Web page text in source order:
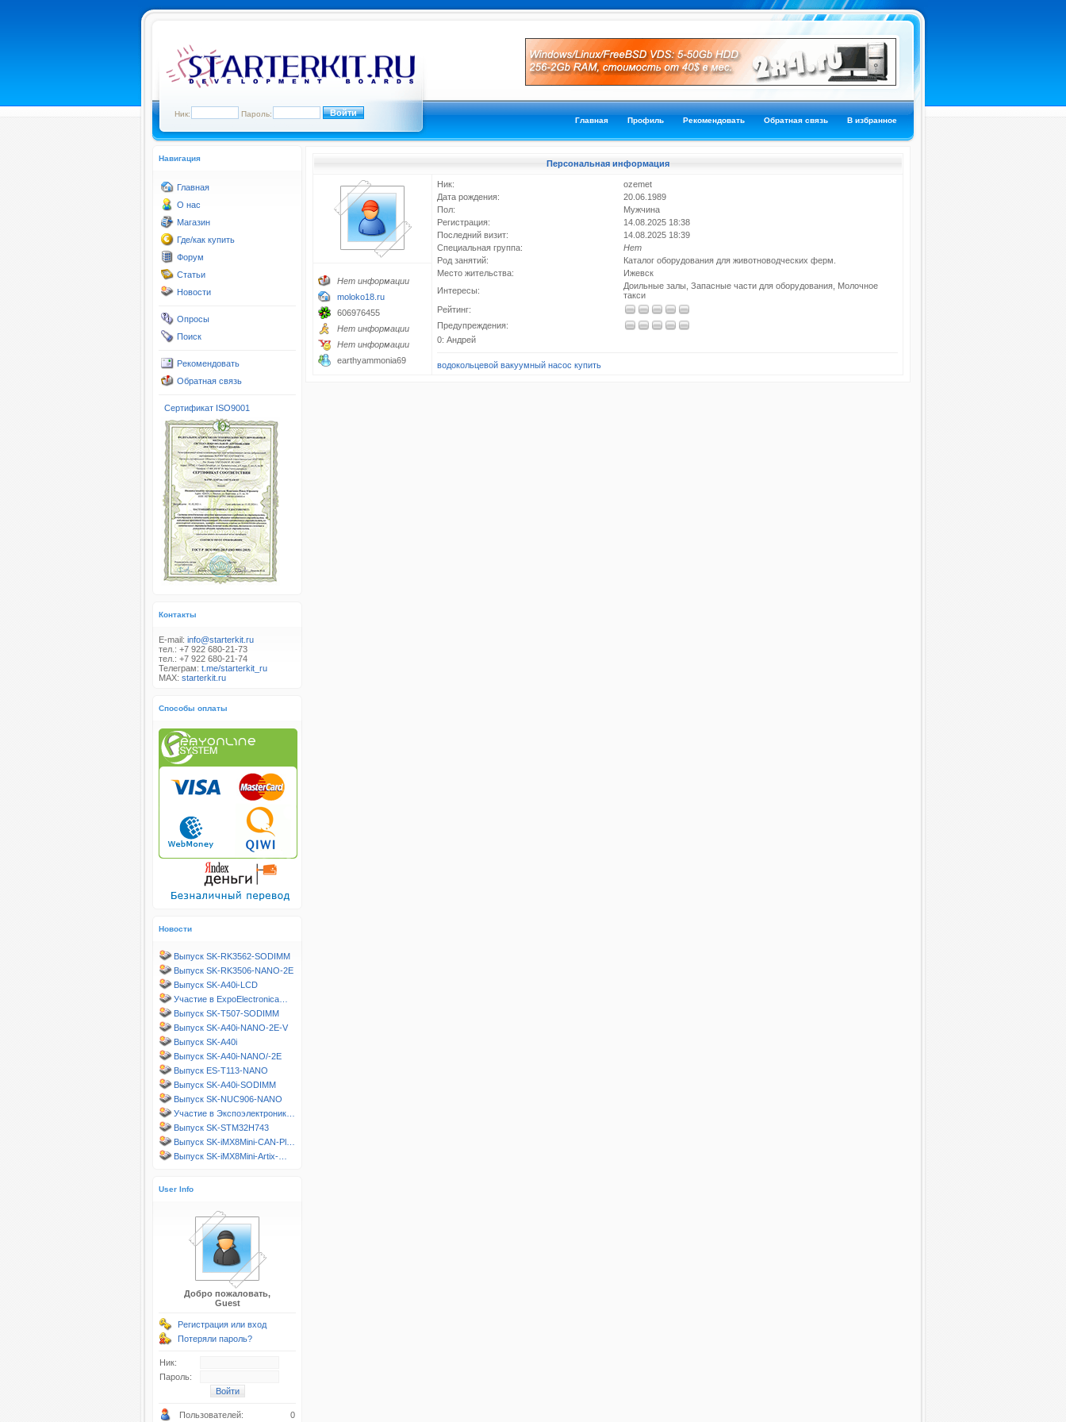
Ник: Пароль:
Главная Профиль Рекомендовать Обратная связь В избранное
Навигация
Главная
О нас
Магазин
Где/как купить
Форум
Статьи
Новости
Опросы
Поиск
Рекомендовать
Обратная связь
Сертификат ISO9001
Контакты
E-mail: info@starterkit.ru
тел.: +7 922 680-21-73
тел.: +7 922 680-21-74
Телеграм: t.me/starterkit_ru
MAX: starterkit.ru
Способы оплаты
Новости
Выпуск SK-RK3562-SODIMM
Выпуск SK-RK3506-NANO-2E
Выпуск SK-A40i-LCD
Участие в ExpoElectronica…
Выпуск SK-T507-SODIMM
Выпуск SK-A40i-NANO-2E-V
Выпуск SK-A40i
Выпуск SK-A40i-NANO/-2E
Выпуск ES-T113-NANO
Выпуск SK-A40i-SODIMM
Выпуск SK-NUC906-NANO
Участие в Экспоэлектроник…
Выпуск SK-STM32H743
Выпуск SK-iMX8Mini-CAN-Pl…
Выпуск SK-iMX8Mini-Artix-…
User Info
Добро пожаловать,
Guest
Регистрация или вход
Потеряли пароль?
Ник:
Пароль:
Пользователей: 0
Персональная информация
Ник:
ozemet
Дата рождения:
20.06.1989
Пол:
Мужчина
Регистрация:
14.08.2025 18:38
Последний визит:
14.08.2025 18:39
Специальная группа:
Нет
Род занятий:
Каталог оборудования для животноводческих ферм.
Место жительства:
Ижевск
Интересы:
Доильные залы, Запасные части для оборудования, Молочное
такси
Рейтинг:
Предупреждения:
0: Андрей
водокольцевой вакуумный насос купить
Нет информации
moloko18.ru
606976455
Нет информации
Нет информации
earthyammonia69